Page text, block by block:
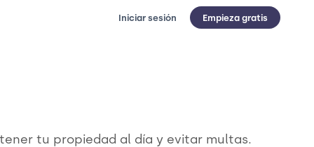
Iniciar sesión Empieza gratis
tu propiedad al día y evitar multas.